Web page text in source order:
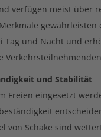
verfügen meist über
gewährleisten
Tag und Nacht und
und Stabilität
Freien eingesetzt
von Schake sind